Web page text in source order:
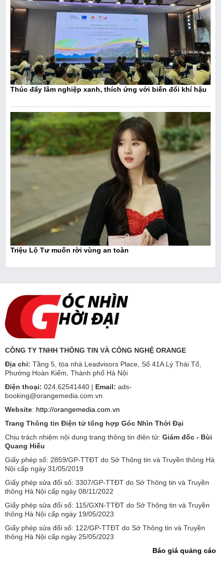
Thúc đẩy lâm nghiệp xanh, thích ứng với biến đổi khí hậu
Triệu Lộ Tư muốn rời vùng an toàn
CÔNG TY TNHH THÔNG TIN VÀ CÔNG NGHỆ ORANGE
Địa chỉ: Tầng 5, tòa nhà Leadvisors Place, Số 41A Lý Thái Tổ,
Phường Hoàn Kiếm, Thành phố Hà Nội
Điện thoại: 024.62541440 | Email: ads-
booking@orangemedia.com.vn
Website: http://orangemedia.com.vn
Trang Thông tin Điện tử tổng hợp Góc Nhìn Thời Đại
Chịu trách nhiệm nội dung trang thông tin điện tử: Giám đốc - Bùi
Quang Hiếu
Giấy phép số: 2859/GP-TTĐT do Sở Thông tin và Truyền thông Hà
Nội cấp ngày 31/05/2019
Giấy phép sửa đổi số: 3307/GP-TTĐT do Sở Thông tin và Truyền
thông Hà Nội cấp ngày 08/11/2022
Giấy phép sửa đổi số: 115/GXN-TTĐT do Sở Thông tin và Truyền
thông Hà Nội cấp ngày 19/05/2023
Giấy phép sửa đổi số: 122/GP-TTĐT do Sở Thông tin và Truyền
thông Hà Nội cấp ngày 25/05/2023
Báo giá quảng cáo